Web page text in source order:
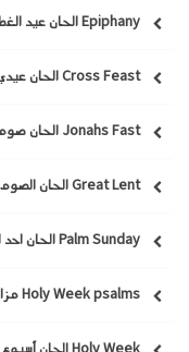
Epiphany الحان عيد الغطاس
Cross Feast الحان عيدي الصليب
Jonahs Fast الحان صوم يونان
Great Lent الحان الصوم الكبير
Palm Sunday الحان احد الشعانين
Holy Week psalms مزامير أسبوع الآلام